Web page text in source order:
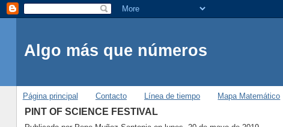
Algo más que números
Página principal Contacto Línea de tiempo Mapa Matemático
PINT OF SCIENCE FESTIVAL